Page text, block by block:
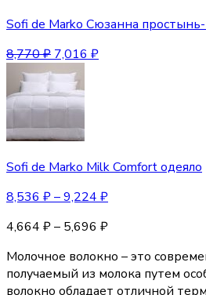
Sofi de Marko Сюзанна
8,770₽ 7,016 ₽
Sofi de Marko Milk Comfort одеяло
8,536 ₽–9,224 ₽
4,664 ₽– 5,696 ₽
Молочное волокно – это
получаемый из молока путем
волокно обладает отличной